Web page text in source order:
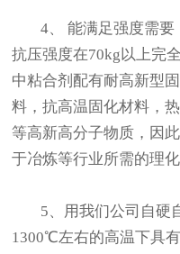
4、 能满足强度需
抗压强度在70kg以上完
中粘合剂配有耐高新型
料，抗高温固化材料，
等高新高分子物质，因
于冶炼等行业所需的理
5、用我们公司自硬
1300℃左右的高温下具